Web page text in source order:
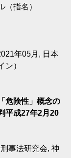
（指名）
年05月, 日本
ン）
危険性」概念の
平成27年2月20
事法研究会, 神